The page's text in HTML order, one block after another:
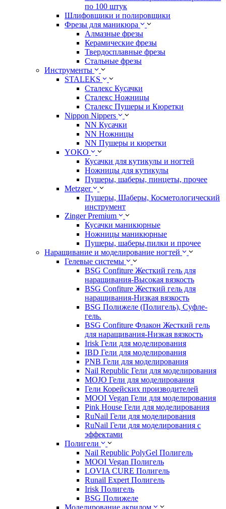
по 100 штук
Шлифовщики и полировщики
Фрезы для маникюра
Алмазные фрезы
Керамические фрезы
Твердосплавные фрезы
Стальные фрезы
Инструменты
STALEKS
Сталекс Кусачки
Сталекс Ножницы
Сталекс Пушеры и Кюретки
Nippon Nippers
NN Кусачки
NN Ножницы
NN Пушеры и кюретки
YOKO
Кусачки для кутикулы и ногтей
Ножницы для кутикулы
Пушеры, шаберы, пинцеты, прочее
Metzger
Пушеры, Шаберы, Косметологический
инструмент
Zinger Premium
Кусачки маникюрные
Ножницы маникюрные
Пушеры, шаберы,пилки и прочее
Наращивание и моделирование ногтей
Гелевые системы
BSG Confiture Жесткий гель для
наращивания-Высокая вязкость
BSG Confiture Жесткий гель для
наращивания-Низкая вязкость
BSG Полижеле (Полигель), Суфле-
гель.
BSG Confiture Флакон Жесткий гель
для наращивания-Низкая вязкость
Irisk Гели для моделирования
IBD Гели для моделирования
PNB Гели для моделирования
Nail Republic Гели для моделирования
MOJO Гели для моделирования
Гели Корейских производителей
MOOI Vegan Гели для моделирования
Pink House Гели для моделирования
RuNail Гели для моделирования
RuNail Гели для моделирования с
эффектами
Полигели
Nail Republic PolyGel Полигель
MOOI Vegan Полигель
LOVIA CURE Полигель
Runail Expert Полигель
Irisk Полигель
BSG Полижеле
Моделирование акрилом